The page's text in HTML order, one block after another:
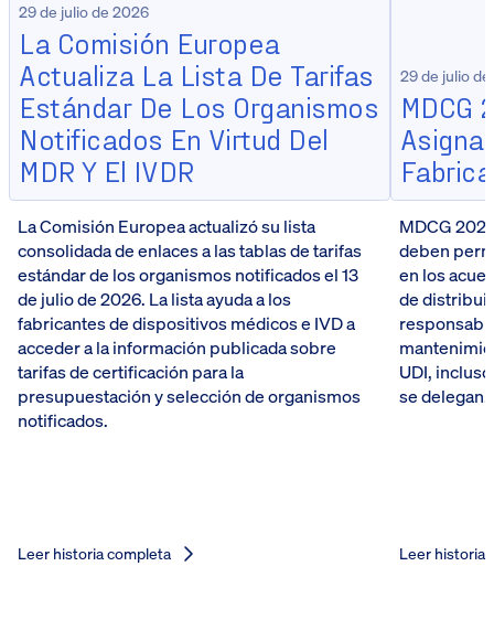
29 de julio de 2026
La Comisión Europea
Actualiza La Lista De Tarifas
Estándar De Los Organismos
Notificados En Virtud Del
MDR Y El IVDR
La Comisión Europea actualizó su lista
consolidada de enlaces a las tablas de tarifas
estándar de los organismos notificados el 13
de julio de 2026. La lista ayuda a los
fabricantes de dispositivos médicos e IVD a
acceder a la información publicada sobre
tarifas de certificación para la
presupuestación y selección de organismos
notificados.
Leer historia completa
29 de julio
MDCG
MDCG
deben
en los
de
UDI,
se delegan.
Leer historia